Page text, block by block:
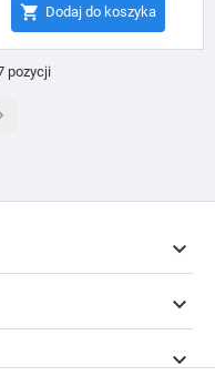
 Dodaj do koszyka
pozycji


